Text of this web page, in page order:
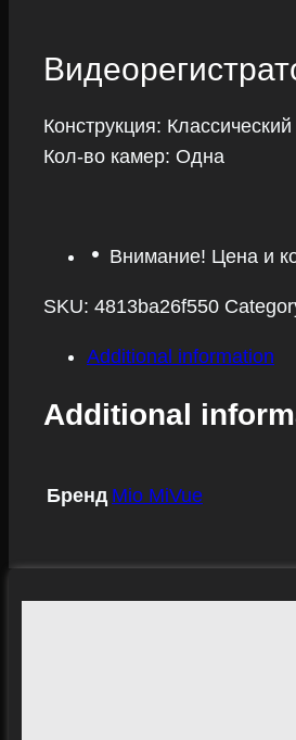
Конструкция: Классический
Кол-во камер: Одна
Внимание! Цена и
SKU: 4813ba26f550
Additional information
Additional
Бренд Mio MiVue